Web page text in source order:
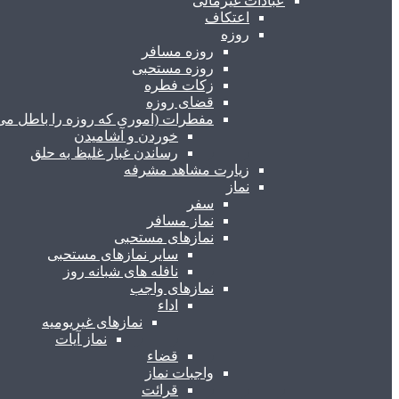
اعتکاف
روزه
روزه مسافر
روزه مستحبی
زکات فطره
قضای روزه
مفطرات (اموری که روزه را باطل
خوردن و آشامیدن
رساندن غبار غلیظ به حلق
زیارت مشاهد مشرفه
نماز
سفر
نماز مسافر
نمازهای مستحبی
سایر نمازهای مستحبی
نافله های شبانه روز
نمازهای واجب
اداء
نمازهای غیریومیه
نماز آیات
قضاء
واجبات نماز
قرائت